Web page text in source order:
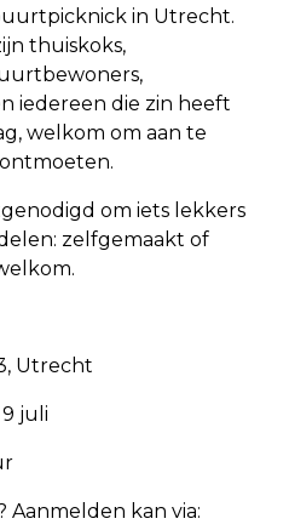
in Utrecht.
thuiskoks,
iedereen die zin heeft
welkom om aan te
om iets lekkers
zelfgemaakt of
Utrecht
juli
Aanmelden kan via: